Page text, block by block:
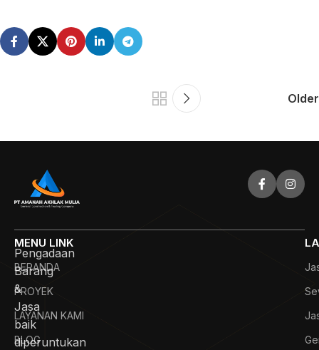
Older
Pengadaan
Barang
&
Jasa
baik
diperuntukan
MENU LINK
BERANDA
PROYEK
LAYANAN KAMI
BLOG